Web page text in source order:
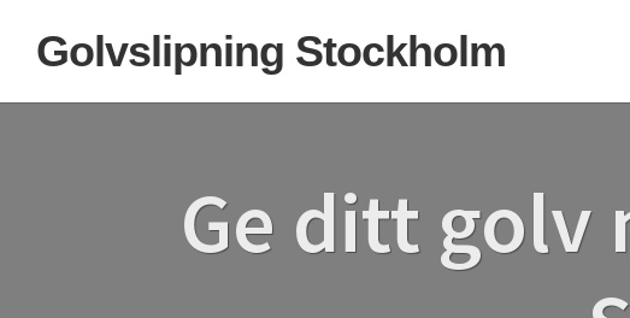
Golvslipning Stockholm
Ge ditt golv